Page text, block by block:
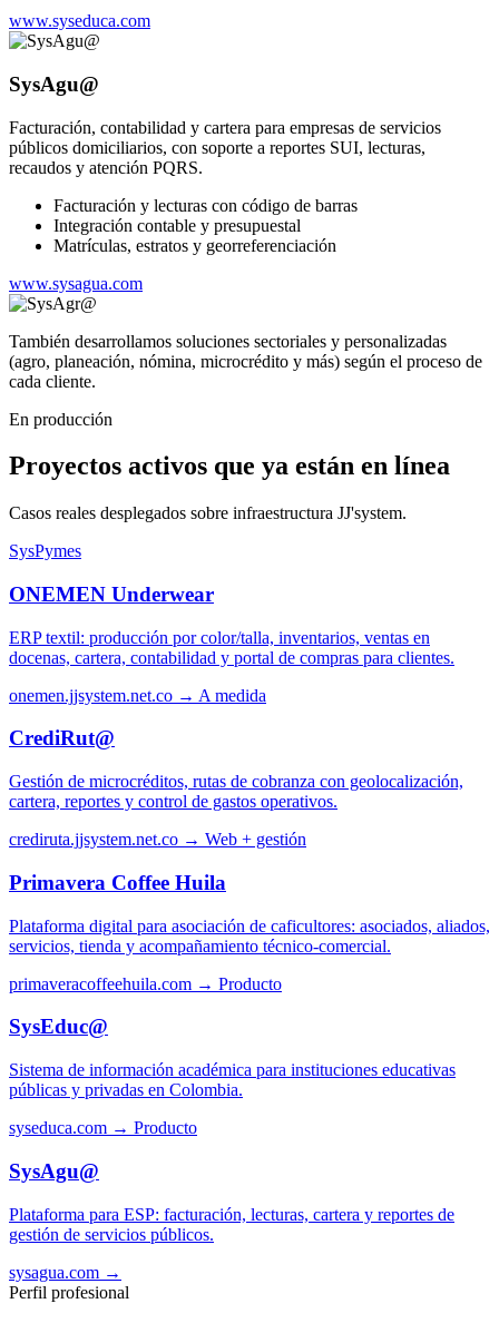
www.syseduca.com
SysAgu@
Facturación, contabilidad y cartera para empresas de servicios
públicos domiciliarios, con soporte a reportes SUI, lecturas,
recaudos y atención PQRS.
Facturación y lecturas con código de barras
Integración contable y presupuestal
Matrículas, estratos y georreferenciación
www.sysagua.com
También desarrollamos soluciones sectoriales y personalizadas
(agro, planeación, nómina, microcrédito y más) según el proceso de
cada cliente.
En producción
Proyectos activos que ya están en línea
Casos reales desplegados sobre infraestructura JJ'system.
SysPymes
ONEMEN Underwear
ERP textil: producción por color/talla, inventarios, ventas en
docenas, cartera, contabilidad y portal de compras para clientes.
onemen.jjsystem.net.co → A medida
CrediRut@
Gestión de microcréditos, rutas de cobranza con geolocalización,
cartera, reportes y control de gastos operativos.
crediruta.jjsystem.net.co → Web + gestión
Primavera Coffee Huila
Plataforma digital para asociación de caficultores: asociados, aliados,
servicios, tienda y acompañamiento técnico-comercial.
primaveracoffeehuila.com → Producto
SysEduc@
Sistema de información académica para instituciones educativas
públicas y privadas en Colombia.
syseduca.com → Producto
SysAgu@
Plataforma para ESP: facturación, lecturas, cartera y reportes de
gestión de servicios públicos.
sysagua.com →
Perfil profesional